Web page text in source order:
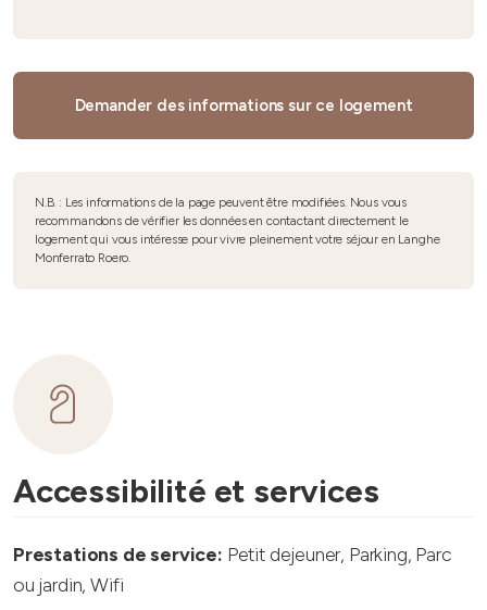
Demander des informations sur ce logement
N.B. : Les informations de la page peuvent être modifiées. Nous vous
recommandons de vérifier les données en contactant directement le
logement qui vous intéresse pour vivre pleinement votre séjour en Langhe
Monferrato Roero.
Accessibilité et services
Prestations de service: Petit dejeuner, Parking, Parc
ou jardin, Wifi